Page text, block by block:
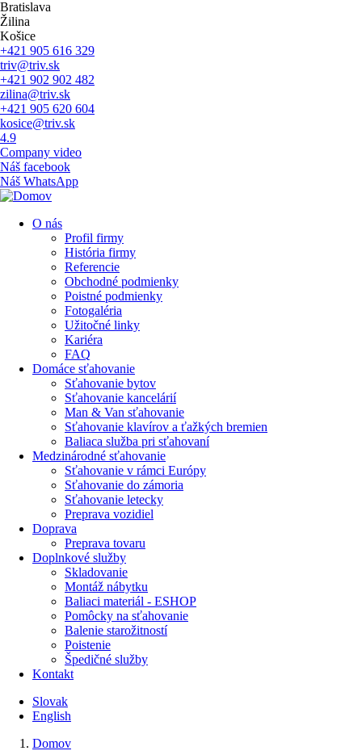
Preskočit
na
hlavnú
navigáciu
Bratislava
Žilina
Košice
+421 905 616 329
triv@triv.sk
+421 902 902 482
zilina@triv.sk
+421 905 620 604
kosice@triv.sk
4.9
Company video
Náš facebook
Náš WhatsApp
navigation
O nás
Profil firmy
História firmy
Referencie
Obchodné podmienky
Poistné podmienky
Fotogaléria
Užitočné linky
Kariéra
FAQ
Domáce sťahovanie
Sťahovanie bytov
Sťahovanie kancelárií
Man & Van sťahovanie
Sťahovanie klavírov a ťažkých bremien
Baliaca služba pri sťahovaní
Medzinárodné sťahovanie
Sťahovanie v rámci Európy
Sťahovanie do zámoria
Sťahovanie letecky
Preprava vozidiel
Doprava
Preprava tovaru
Doplnkové služby
Skladovanie
Montáž nábytku
Baliaci materiál - ESHOP
Pomôcky na sťahovanie
Balenie starožitností
Poistenie
Špedičné služby
Kontakt
Slovak
English
Domov